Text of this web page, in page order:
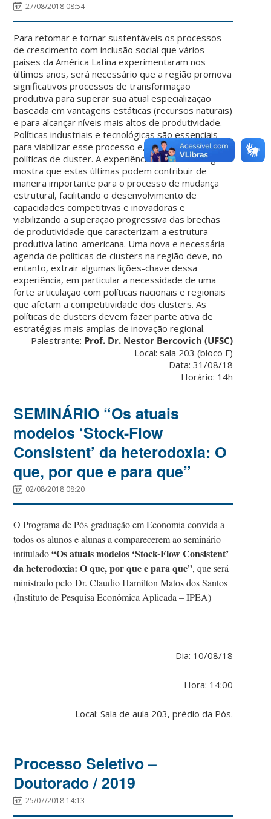
27/08/2018 08:54
Para retomar e tornar sustentáveis os processos
de crescimento com inclusão social que vários
países da América Latina experimentaram nos
últimos anos, será necessário que a região promova
significativos processos de transformação
produtiva para superar sua atual especialização
baseada em vantagens estáticas (recursos naturais)
e para alcançar níveis mais altos de produtividade.
Políticas industriais e tecnológicas são essenciais
para viabilizar esse processo e, entre elas, as
políticas de cluster. A experiência recente da região
mostra que estas últimas podem contribuir de
maneira importante para o processo de mudança
estrutural, facilitando o desenvolvimento de
capacidades competitivas e inovadoras e
viabilizando a superação progressiva das brechas
de produtividade que caracterizam a estrutura
produtiva latino-americana. Uma nova e necessária
agenda de políticas de clusters na região deve, no
entanto, extrair algumas lições-chave dessa
experiência, em particular a necessidade de uma
forte articulação com políticas nacionais e regionais
que afetam a competitividade dos clusters. As
políticas de clusters devem fazer parte ativa de
estratégias mais amplas de inovação regional.
Palestrante: Prof. Dr. Nestor Bercovich (UFSC)
Local: sala 203 (bloco F)
Data: 31/08/18
Horário: 14h
SEMINÁRIO “Os atuais
modelos ‘Stock-Flow
Consistent’ da heterodoxia: O
que, por que e para que”
02/08/2018 08:20
O Programa de Pós-graduação em Economia convida a
todos os alunos e alunas a comparecerem ao seminário
intitulado“Os atuais modelos ‘Stock-Flow Consistent’
da heterodoxia: O que, por que e para que”, que será
ministrado pelo Dr. Claudio Hamilton Matos dos Santos
(Instituto de Pesquisa Econômica Aplicada – IPEA)
Dia: 10/08/18
Hora: 14:00
Local: Sala de aula 203, prédio da Pós.
Processo Seletivo –
Doutorado / 2019
25/07/2018 14:13